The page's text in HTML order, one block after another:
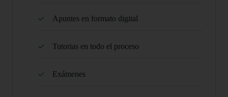
Apuntes en formato digital
Tutorias en todo el proceso
Exámenes